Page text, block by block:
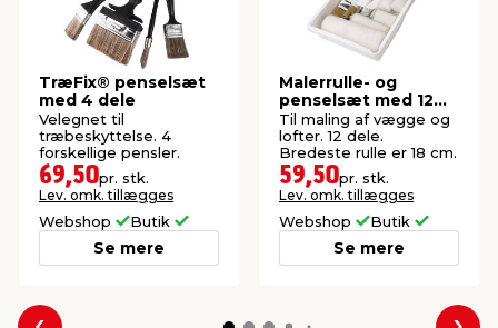
TræFix® penselsæt
med 4 dele
Velegnet til
træbeskyttelse. 4
forskellige pensler.
69,50pr. stk.
Lev. omk. tillægges
Webshop Butik
Se mere
Malerrulle- og
penselsæt med 12
dele, 18 cm -
Stabile®
Til maling af vægge og
lofter. 12 dele.
Bredeste rulle er 18 cm.
59,50pr. stk.
Lev. omk. tillægges
Webshop Butik
Se mere